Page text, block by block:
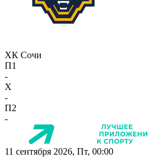
ХК Сочи
П1
-
X
-
П2
-
11 сентября 2026, Пт, 00:00